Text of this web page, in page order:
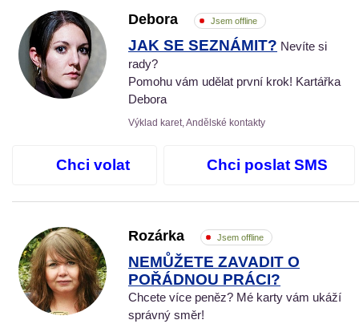
Debora Jsem offline
JAK SE SEZNÁMIT? Nevíte si
rady?
Pomohu vám udělat první krok! Kartářka
Debora
Výklad karet, Andělské kontakty
Chci volat Chci poslat SMS
Rozárka Jsem offline
NEMŮŽETE ZAVADIT O
POŘÁDNOU PRÁCI?
Chcete více peněz? Mé karty vám ukáží
správný směr!